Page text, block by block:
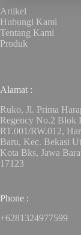
Artikel
Hubungi Kami
Tentang Kami
Produk
Alamat :
Ruko, Jl. Prima
Regency No.2 Blok
RT.001/RW.012,
Baru, Kec. Bekasi
Kota Bks, Jawa
17123
Phone :
+6281324977599